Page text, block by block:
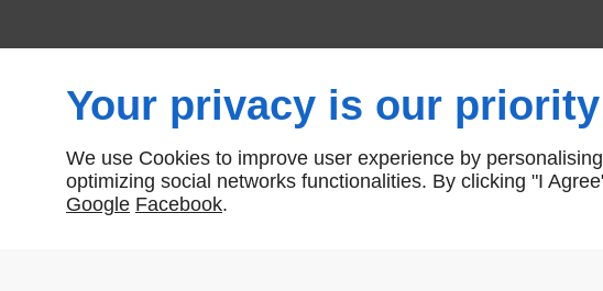
Your privacy is our priority
We use Cookies to improve user experience by
optimizing social networks functionalities. By clicking "I
Google Facebook.